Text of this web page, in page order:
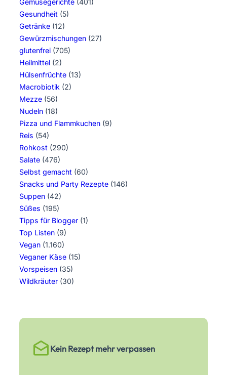
Gemüsegerichte (401)
Gesundheit (5)
Getränke (12)
Gewürzmischungen (27)
glutenfrei (705)
Heilmittel (2)
Hülsenfrüchte (13)
Macrobiotik (2)
Mezze (56)
Nudeln (18)
Pizza und Flammkuchen (9)
Reis (54)
Rohkost (290)
Salate (476)
Selbst gemacht (60)
Snacks und Party Rezepte (146)
Suppen (42)
Süßes (195)
Tipps für Blogger (1)
Top Listen (9)
Vegan (1.160)
Veganer Käse (15)
Vorspeisen (35)
Wildkräuter (30)
Kein Rezept mehr verpassen